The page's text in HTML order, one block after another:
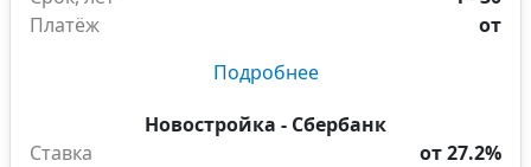
Платёж
от
Подробнее
Новостройка - Сбербанк
Ставка
от 27.2%